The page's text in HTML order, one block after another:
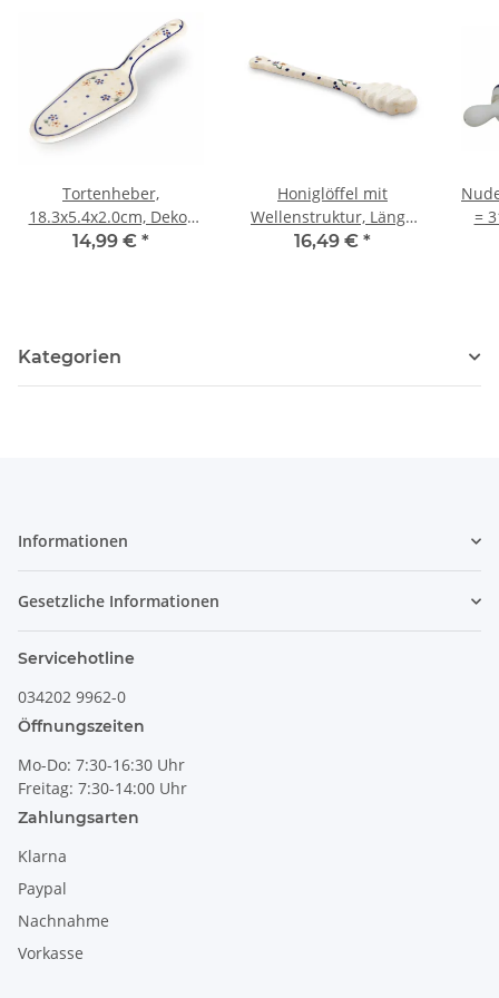
Tortenheber,
18.3x5.4x2.0cm, Dekor
111
14,99 € *
Honiglöffel mit
Wellenstruktur, Länge
17,9 cm, Ø: 3,5 cm, Dekor
16,49 € *
=
Kategorien
Informationen
Gesetzliche Informationen
Servicehotline
034202 9962-0
Öffnungszeiten
Mo-Do: 7:30-16:30 Uhr
Freitag: 7:30-14:00 Uhr
Zahlungsarten
Klarna
Paypal
Nachnahme
Vorkasse